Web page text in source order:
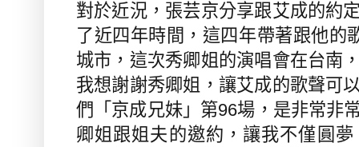
對於近況，張芸京分享跟艾成的約
了近四年時間，這四年帶著跟他的
城市，這次秀卿姐的演唱會在台南
我想謝謝秀卿姐，讓艾成的歌聲可
們「京成兄妹」第96場，是非常非
卿姐跟姐夫的邀約，讓我不僅圓